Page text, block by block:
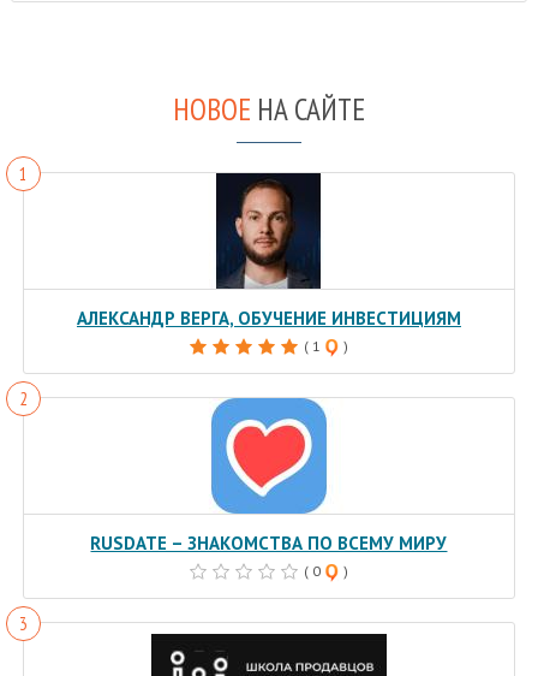
НОВОЕ НА САЙТЕ
АЛЕКСАНДР ВЕРГА, ОБУЧЕНИЕ ИНВЕСТИЦИЯМ
( 1 )
RUSDATE – ЗНАКОМСТВА ПО ВСЕМУ МИРУ
( 0 )